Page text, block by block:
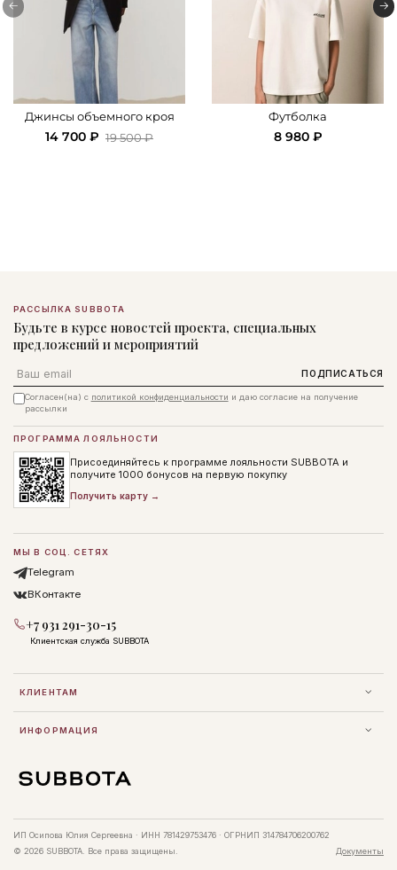
Джинсы объемного кроя
14 700 ₽ 19 500 ₽
Футболка
8 980 ₽
РАССЫЛКА SUBBOTA
Будьте в курсе новостей проекта, специальных
предложений и мероприятий
Email ПОДПИСАТЬСЯ
Согласен(на) с политикой конфиденциальности и даю согласие на получение
рассылки
КЛИЕНТАМ
ИНФОРМАЦИЯ
ПРОГРАММА ЛОЯЛЬНОСТИ
Присоединяйтесь к программе лояльности SUBBOTA и
получите 1000 бонусов на первую покупку
Получить карту →
МЫ В СОЦ. СЕТЯХ
Telegram
ВКонтакте
+7 931 291-30-15
Клиентская служба SUBBOTA
ИП Осипова Юлия Сергеевна · ИНН 781429753476 · ОГРНИП 314784706200762
© 2026 SUBBOTA. Все права защищены.
Документы